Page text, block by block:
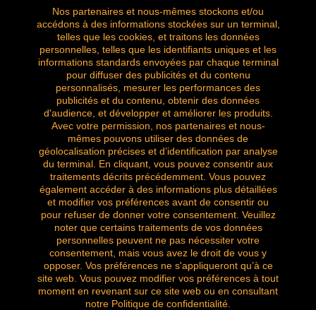
mail:Nous contacter
Appelez-nous maintenant: 0032 (0) 496.288.777
Suivez nous
Copyright © of all our images. All rights reserved.
la brocante amazingshopping
Nos partenaires et nous-mêmes stockons et/ou
accédons à des informations stockées sur un terminal,
telles que les cookies, et traitons les données
personnelles, telles que les identifiants uniques et les
informations standards envoyées par chaque terminal
pour diffuser des publicités et du contenu
personnalisés, mesurer les performances des
publicités et du contenu, obtenir des données
d'audience, et développer et améliorer les produits.
Avec votre permission, nos partenaires et nous-
mêmes pouvons utiliser des données de
géolocalisation précises et d’identification par analyse
du terminal. En cliquant, vous pouvez consentir aux
traitements décrits précédemment. Vous pouvez
également accéder à des informations plus détaillées
et modifier vos préférences avant de consentir ou
pour refuser de donner votre consentement. Veuillez
noter que certains traitements de vos données
personnelles peuvent ne pas nécessiter votre
consentement, mais vous avez le droit de vous y
opposer. Vos préférences ne s'appliqueront qu’à ce
site web. Vous pouvez modifier vos préférences à tout
moment en revenant sur ce site web ou en consultant
notre Politique de confidentialité.